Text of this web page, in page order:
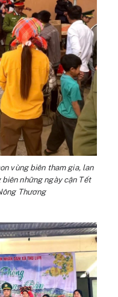
vùng biên tham gia, lan
biên những ngày cận Tết
Thương